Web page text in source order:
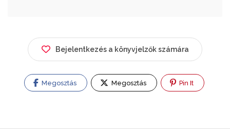
Bejelentkezés a könyvjelzők számára
Megosztás Megosztás Pin It